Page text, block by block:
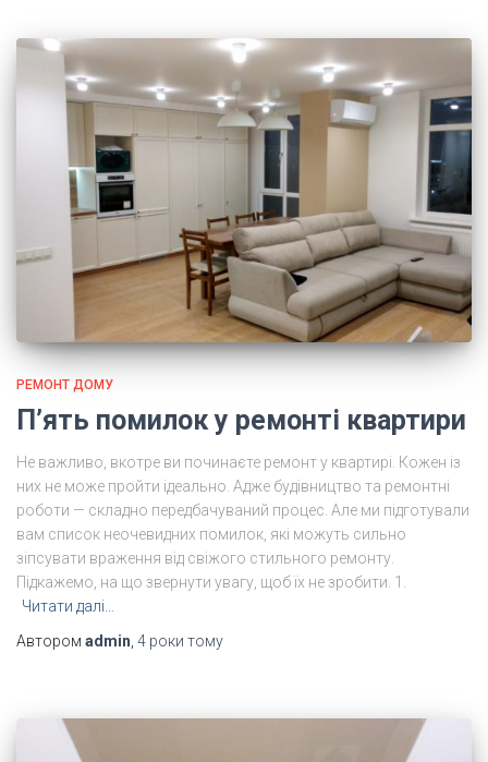
РЕМОНТ ДОМУ
П’ять помилок у ремонті квартири
Не важливо, вкотре ви починаєте ремонт у квартирі. Кожен із
них не може пройти ідеально. Адже будівництво та ремонтні
роботи — складно передбачуваний процес. Але ми підготували
вам список неочевидних помилок, які можуть сильно
зіпсувати враження від свіжого стильного ремонту.
Підкажемо, на що звернути увагу, щоб їх не зробити. 1.
Читати далі…
Автором admin 4 роки тому